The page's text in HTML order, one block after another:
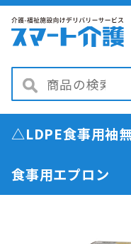
△LDPE食事用袖
食事用エプロン